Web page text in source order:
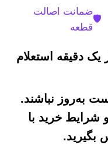
🛡️
ضمانت اصالت
قطعه
دقیقه استعلام
به‌روز نباشند.
شرایط خرید با
بگیرید.